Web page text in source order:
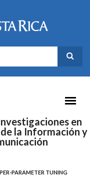
en
la Información y
PARAMETER TUNING